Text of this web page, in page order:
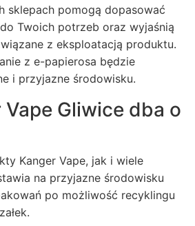
sklepach pomogą dopasować
Twoich potrzeb oraz wyjaśnią
z eksploatacją produktu.
z e-papierosa będzie
i przyjazne środowisku.
Gliwice dba o
Kanger Vape, jak i wiele
na przyjazne środowisku
po możliwość recyklingu